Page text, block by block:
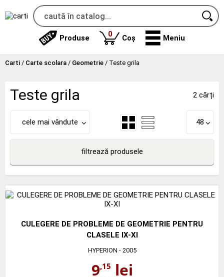
Produse 0produse
Coș Meniu
Carti / Carte scolara / Geometrie / Teste grila
Teste grila 2 cărți
cele mai vândute 48
filtrează produsele
CULEGERE DE PROBLEME DE GEOMETRIE PENTRU
CLASELE IX-XI
HYPERION - 2005
9,15 lei